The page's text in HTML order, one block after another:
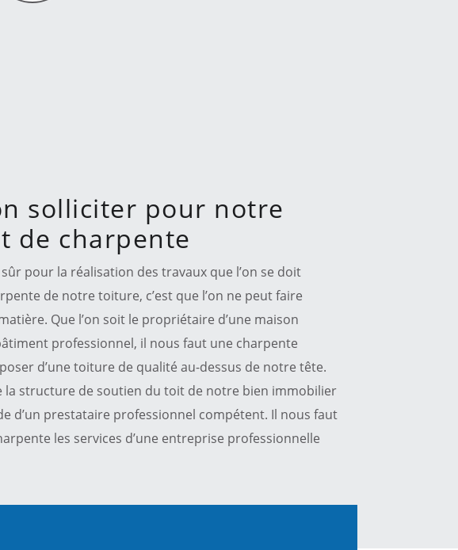
solliciter pour notre
de charpente
pour la réalisation des travaux que l’on se doit
de notre toiture, c’est que l’on ne peut faire
Que l’on soit le propriétaire d’une maison
professionnel, il nous faut une charpente
d’une toiture de qualité au-dessus de notre tête.
la structure de soutien du toit de notre bien immobilier
d’un prestataire professionnel compétent. Il nous faut
les services d’une entreprise professionnelle